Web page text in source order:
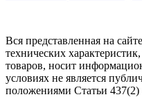
Вся представленная на
технических
товаров, носит
условиях не является
положениями Статьи 437(2)